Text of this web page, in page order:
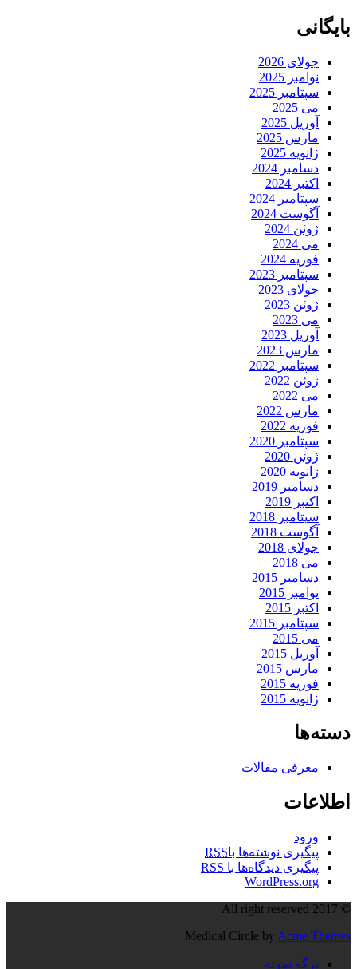
بایگانی
جولای 2026
نوامبر 2025
سپتامبر 2025
می 2025
آوریل 2025
مارس 2025
ژانویه 2025
دسامبر 2024
اکتبر 2024
سپتامبر 2024
آگوست 2024
ژوئن 2024
می 2024
فوریه 2024
سپتامبر 2023
جولای 2023
ژوئن 2023
می 2023
آوریل 2023
مارس 2023
سپتامبر 2022
ژوئن 2022
می 2022
مارس 2022
فوریه 2022
سپتامبر 2020
ژوئن 2020
ژانویه 2020
دسامبر 2019
اکتبر 2019
سپتامبر 2018
آگوست 2018
جولای 2018
می 2018
دسامبر 2015
نوامبر 2015
اکتبر 2015
سپتامبر 2015
می 2015
آوریل 2015
مارس 2015
فوریه 2015
ژانویه 2015
دسته‌ها
معرفی مقالات
اطلاعات
ورود
پیگیری نوشته‌ها باRSS
پیگیری دیدگاه‌ها با RSS
WordPress.org
© All right reserved 2017
Medical Circle by Acme Themes
برگه نمونه